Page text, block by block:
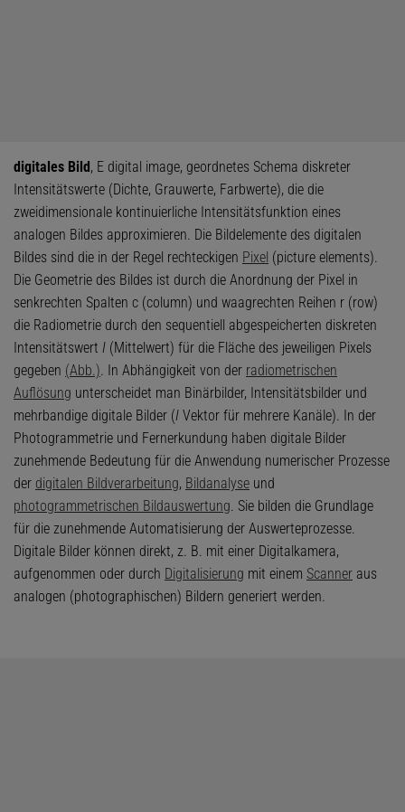
digitales Bild, E digital image, geordnetes Schema diskreter
Intensitätswerte (Dichte, Grauwerte, Farbwerte), die die
zweidimensionale kontinuierliche Intensitätsfunktion eines
analogen Bildes approximieren. Die Bildelemente des digitalen
Bildes sind die in der Regel rechteckigen Pixel (picture elements).
Die Geometrie des Bildes ist durch die Anordnung der Pixel in
senkrechten Spalten c (column) und waagrechten Reihen r (row)
die Radiometrie durch den sequentiell abgespeicherten diskreten
Intensitätswert I (Mittelwert) für die Fläche des jeweiligen Pixels
gegeben (Abb.). In Abhängigkeit von der radiometrischen
Auflösung unterscheidet man Binärbilder, Intensitätsbilder und
mehrbandige digitale Bilder (I Vektor für mehrere Kanäle). In der
Photogrammetrie und Fernerkundung haben digitale Bilder
zunehmende Bedeutung für die Anwendung numerischer Prozesse
der digitalen Bildverarbeitung, Bildanalyse und
photogrammetrischen Bildauswertung. Sie bilden die Grundlage
für die zunehmende Automatisierung der Auswerteprozesse.
Digitale Bilder können direkt, z. B. mit einer Digitalkamera,
aufgenommen oder durch Digitalisierung mit einem Scanner aus
analogen (photographischen) Bildern generiert werden.